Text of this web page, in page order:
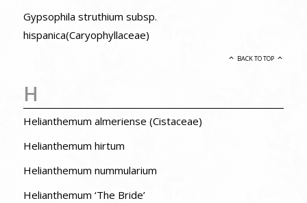
Gypsophila struthium subsp.
hispanica(Caryophyllaceae)
BACK TO TOP
H
Helianthemum almeriense (Cistaceae)
Helianthemum hirtum
Helianthemum nummularium
Helianthemum ‘The Bride’